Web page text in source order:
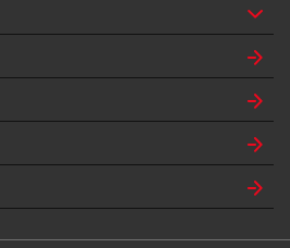
ート
理依頼書